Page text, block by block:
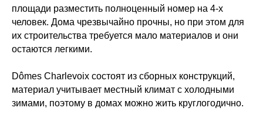
площади разместить полноценный номер на 4-х
человек. Дома чрезвычайно прочны, но при этом для
их строительства требуется мало материалов и они
остаются легкими.
Dômes Charlevoix состоят из сборных конструкций,
материал учитывает местный климат с холодными
зимами, поэтому в домах можно жить круглогодично.